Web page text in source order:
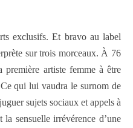
exclusifs. Et bravo au label
sur trois morceaux. À 76
artiste femme à être
qui lui vaudra le surnom de
sujets sociaux et appels à
sensuelle irrévérence d’une